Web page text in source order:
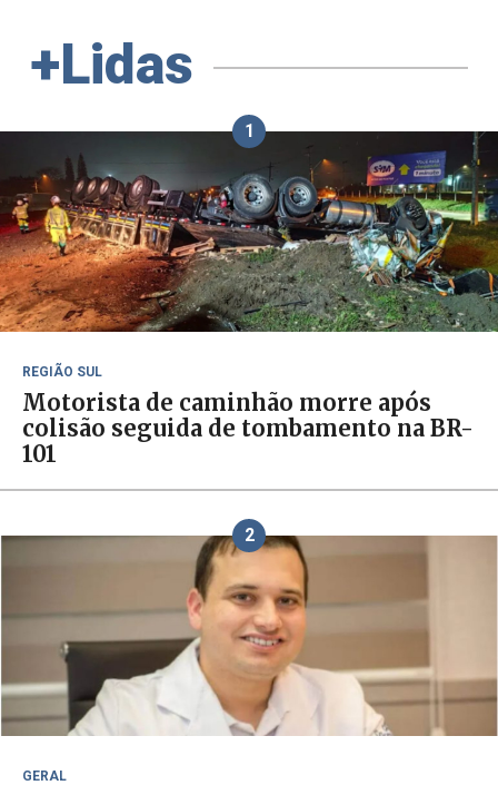
+Lidas
1
REGIÃO SUL
Motorista de caminhão morre após
colisão seguida de tombamento na BR-
101
2
GERAL